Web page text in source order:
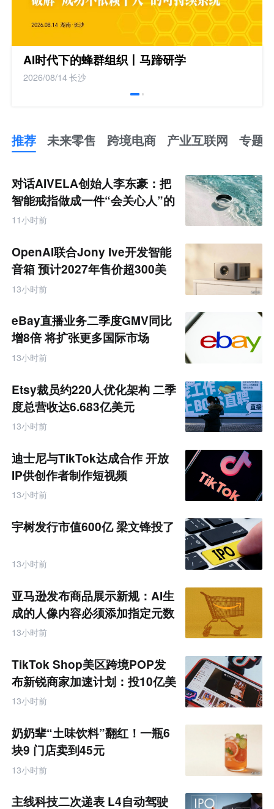
AI时代下的蜂群组织丨马蹄研学
2026/08/14长沙
推荐 未来零售 跨境电商 产业互联网 专题
来
零
售
跨
境
产
业
互
联
网
对话AIVELA创始人李东豪：把
智能戒指做成一件“会关心人”的
饰品
11小时前
OpenAI联合Jony Ive开发智能
音箱 预计2027年售价超300美
元
13小时前
eBay直播业务二季度GMV同比
增8倍 将扩张更多国际市场
13小时前
Etsy裁员约220人优化架构 二季
度总营收达6.683亿美元
13小时前
迪士尼与TikTok达成合作 开放
IP供创作者制作短视频
13小时前
宇树发行市值600亿 梁文锋投了
13小时前
亚马逊发布商品展示新规：AI生
成的人像内容必须添加指定元数
据
13小时前
TikTok Shop美区跨境POP发
布新锐商家加速计划：投10亿美
金资源帮扶四类商家
13小时前
奶奶辈“土味饮料”翻红！一瓶6
块9 门店卖到45元
13小时前
主线科技二次递表 L4自动驾驶